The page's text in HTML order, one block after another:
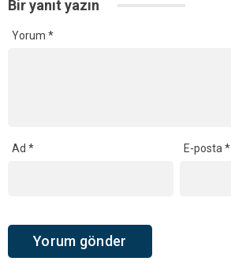
Bir yanıt yazın
Yorum *
Ad * E-posta*